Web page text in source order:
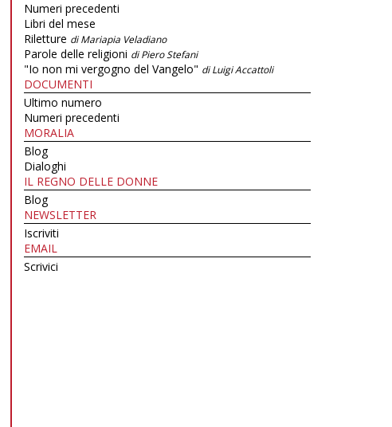
Numeri precedenti
Libri del mese
Riletture di Mariapia Veladiano
Parole delle religioni di Piero Stefani
"Io non mi vergogno del Vangelo" di Luigi Accattoli
DOCUMENTI
Ultimo numero
Numeri precedenti
MORALIA
Blog
Dialoghi
IL REGNO DELLE DONNE
Blog
NEWSLETTER
Iscriviti
EMAIL
Scrivici